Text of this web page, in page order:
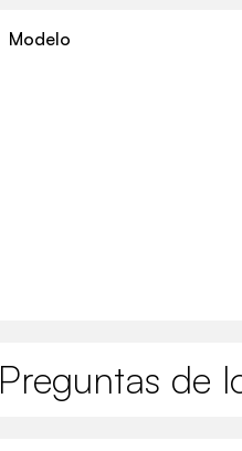
Modelo
Preguntas de